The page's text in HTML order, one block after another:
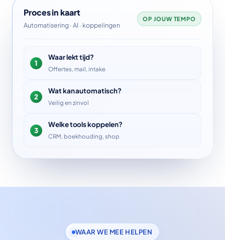
Proces in kaart
Automatisering · AI · koppelingen
OP JOUW TEMPO
1
Waar lekt tijd?
Offertes, mail, intake
2
Wat kan automatisch?
Veilig en zinvol
3
Welke tools koppelen?
CRM, boekhouding, shop
WAAR WE MEE HELPEN